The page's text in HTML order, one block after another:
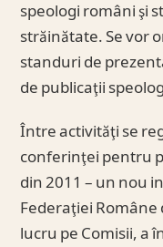
speologi români şi
străinătate. Se vor
standuri de
de publicaţii
Între activităţi se
conferinţei pentru
din 2011 – un nou
Federaţiei
lucru pe Comisii, a